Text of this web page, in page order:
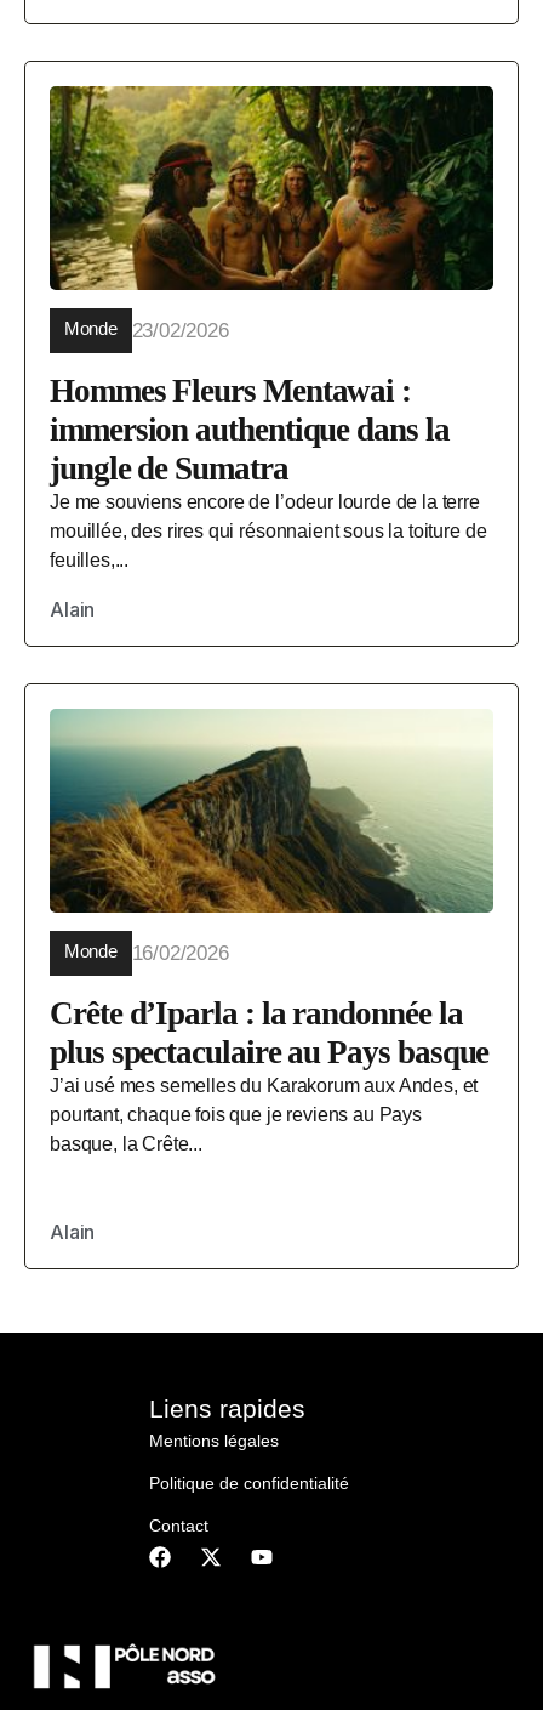
Monde 23/02/2026
Hommes Fleurs Mentawai :
immersion authentique dans la
jungle de Sumatra
Je me souviens encore de l’odeur lourde de la terre
mouillée, des rires qui résonnaient sous la toiture de
feuilles,...
Alain
Monde 16/02/2026
Crête d’Iparla : la randonnée la
plus spectaculaire au Pays basque
J’ai usé mes semelles du Karakorum aux Andes, et
pourtant, chaque fois que je reviens au Pays
basque, la Crête...
Alain
Liens rapides
Mentions légales
Politique de confidentialité
Contact